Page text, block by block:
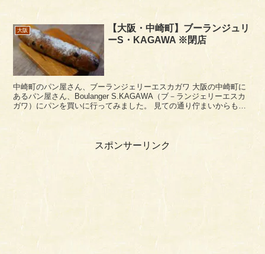
大阪
【大阪・中崎町】ブーランジュリ
ーS・KAGAWA ※閉店
中崎町のパン屋さん、ブーランジェリーエスカガワ 大阪の中崎町に
あるパン屋さん、Boulanger S.KAGAWA（ブ－ランジェリーエスカ
ガワ）にパンを買いに行ってみました。 見ての通り佇まいからも楽
スポンサーリンク